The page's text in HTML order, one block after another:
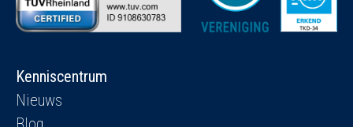
Kenniscentrum
Nieuws